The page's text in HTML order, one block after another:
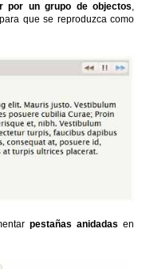
por un grupo de objectos,
que se reproduzca como
pestañas anidadas en